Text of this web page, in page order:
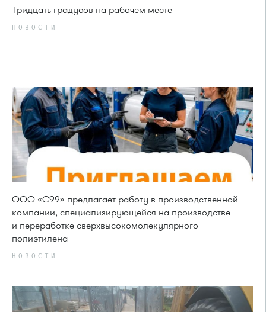
Тридцать градусов на рабочем месте
НОВОСТИ
ООО «С99» предлагает работу в производственной
компании, специализирующейся на производстве
и переработке сверхвысокомолекулярного
полиэтилена
НОВОСТИ